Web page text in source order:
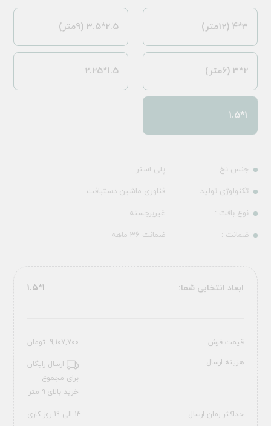
جنس نخ :
پلی استر
تکنولوژی تولید :
فناوری ماشین دستبافت
نوع بافت :
غیربرجسته
ضمانت :
ضمانت 36 ماهه
3*4 (12متر) 2.5*3.5 (9متر)
2*3 (6متر) 1.5*2.25
1*1.5
ابعاد انتخابی شما: 1*1.5
قیمت فرش: 9,107,700 تومان
هزینه ارسال:
ارسال رایگان
برای مجموع
خرید بالای ۹ متر
حداکثر زمان ارسال: 14 الی 19 روز کاری